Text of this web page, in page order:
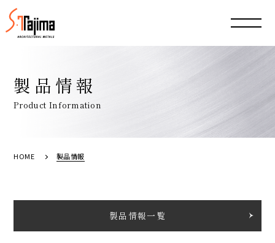
製品情報
Product Information
HOME 製品情報
製品情報一覧